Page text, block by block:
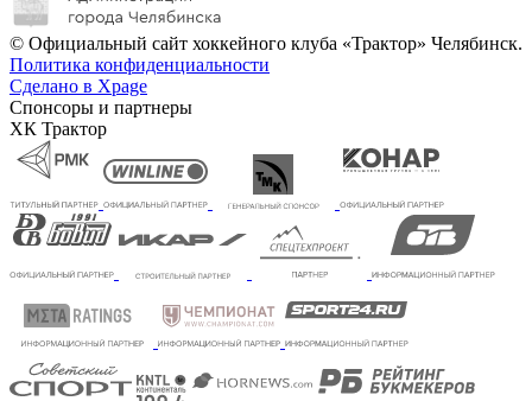
© Официальный сайт хоккейного клуба «Трактор» Челябинск.
Политика конфиденциальности
Сделано в Xpage
Спонсоры и партнеры
ХК Трактор